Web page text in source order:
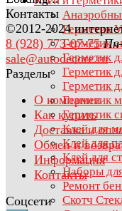
Герметик
Герметик
Герметик
Герметик
Герметик
Герметик
Герметик
Клей для
Клей для
Клей для
Наборы
Ремонт
Скотч
Контакты
©2012-2024
8 (928) 773-07-75
sale@autodecore.ru
Разделы
О компании
Как купить
Доставка и
Обмен и
Информация
Контакты
Соцсети